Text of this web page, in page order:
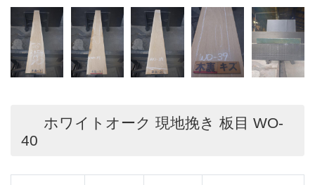
ホワイトオーク 現地挽き 板目 WO-
40